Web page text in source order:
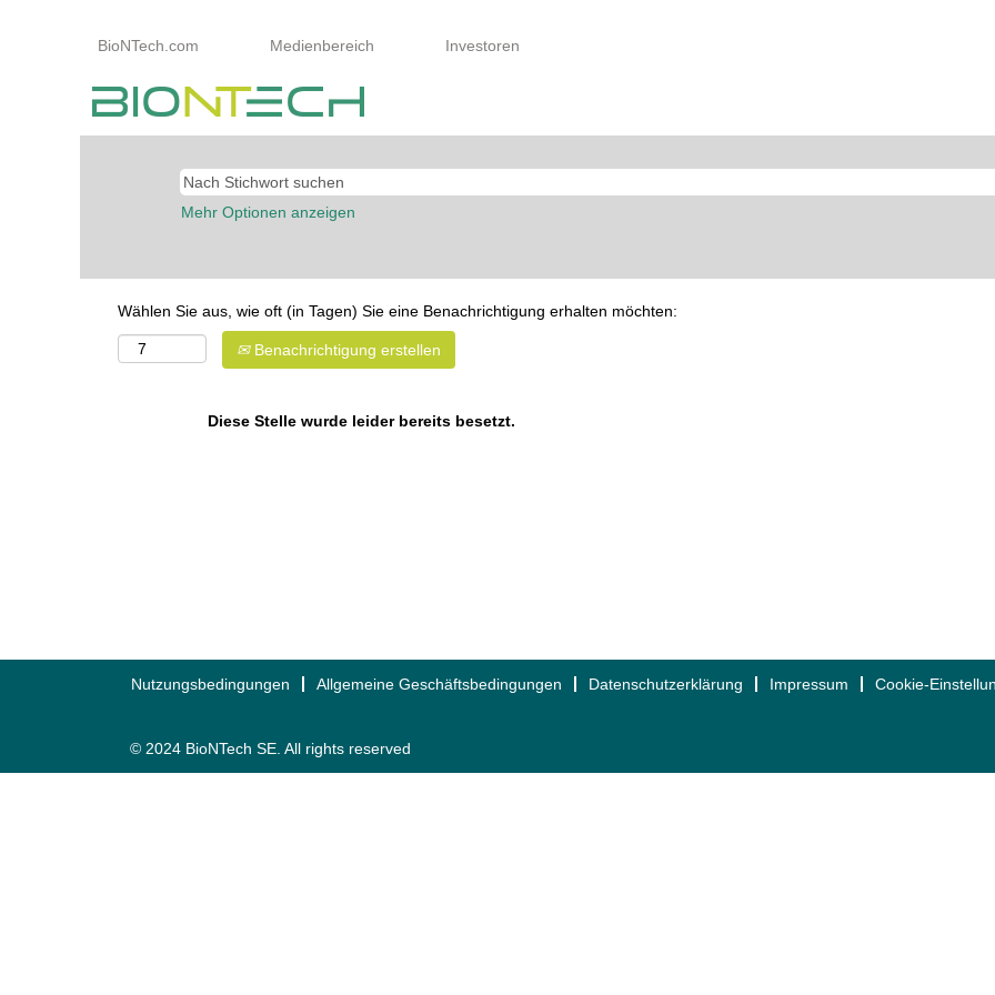
BioNTech.com Medienbereich Investoren
Mehr Optionen anzeigen
Wählen Sie aus, wie oft (in Tagen) Sie eine Benachrichtigung erhalten möchten:
Benachrichtigung erstellen
Diese Stelle wurde leider bereits besetzt.
Nutzungsbedingungen Allgemeine Geschäftsbedingungen Datenschutzerklärung Impressum Cookie-
© 2024 BioNTech SE. All rights reserved